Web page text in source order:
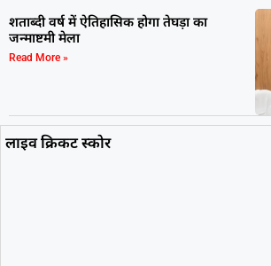
शताब्दी वर्ष में ऐतिहासिक होगा तेघड़ा का
जन्माष्टमी मेला
Read More »
लाइव क्रिकट स्कोर